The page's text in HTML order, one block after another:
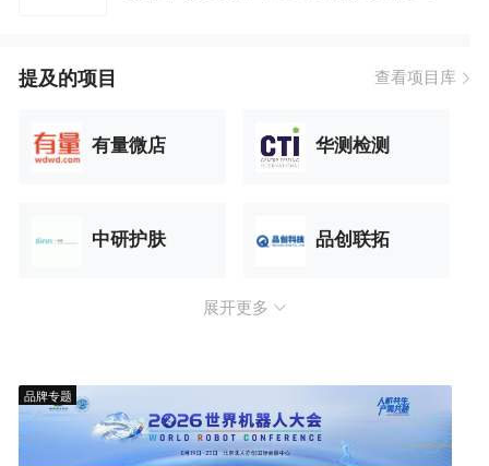
提及的项目 查看项目库
有量微店 华测检测
中研护肤 品创联拓
展开更多
品牌专题